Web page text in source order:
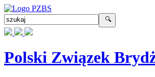
Polski Związek